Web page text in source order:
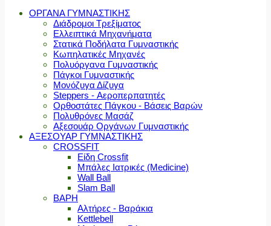
ΟΡΓΑΝΑ ΓΥΜΝΑΣΤΙΚΗΣ
Διάδρομοι Τρεξίματος
Ελλειπτικά Μηχανήματα
Στατικά Ποδήλατα Γυμναστικής
Κωπηλατικές Μηχανές
Πολυόργανα Γυμναστικής
Πάγκοι Γυμναστικής
Μονόζυγα Δίζυγα
Steppers - Αεροπερπατητές
Ορθοστάτες Πάγκου - Βάσεις Βαρών
Πολυθρόνες Μασάζ
Αξεσουάρ Οργάνων Γυμναστικής
ΑΞΕΣΟΥΑΡ ΓΥΜΝΑΣΤΙΚΗΣ
CROSSFIT
Είδη Crossfit
Μπάλες Ιατρικές (Medicine)
Wall Ball
Slam Ball
ΒΑΡΗ
Αλτήρες - Βαράκια
Kettlebell